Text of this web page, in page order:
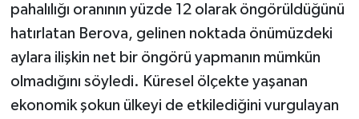
pahalılığı oranının yüzde 12 olarak öngörüldüğünü
hatırlatan Berova, gelinen noktada önümüzdeki
aylara ilişkin net bir öngörü yapmanın mümkün
olmadığını söyledi. Küresel ölçekte yaşanan
ekonomik şokun ülkeyi de etkilediğini vurgulayan